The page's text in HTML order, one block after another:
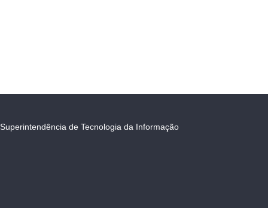
Superintendência de Tecnologia da Informação